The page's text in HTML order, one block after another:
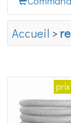
Accueil >